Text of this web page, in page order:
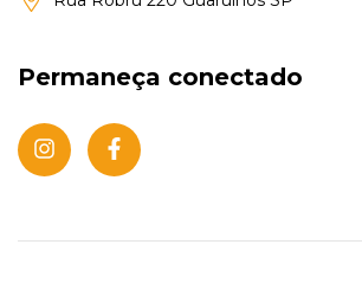
Permaneça conectado